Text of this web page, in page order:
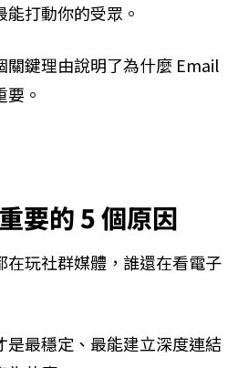
打動你的受眾。
關鍵理由說明了為什麼 Email
。
要的 5 個原因
在玩社群媒體，誰還在看電子
是最穩定、最能建立深度連結